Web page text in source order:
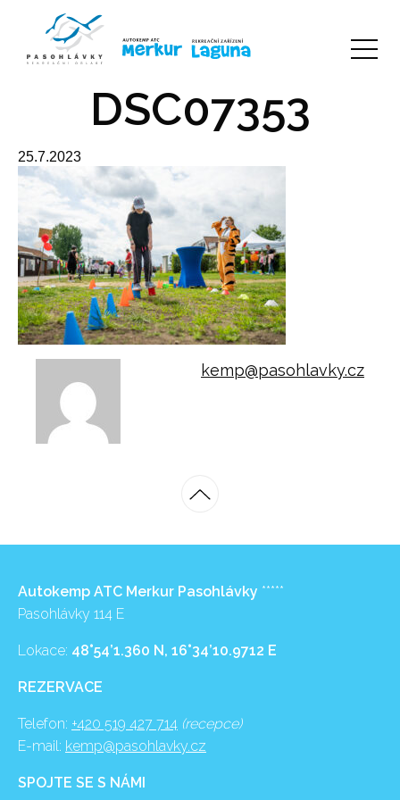
DSC07353
25.7.2023
kemp@pasohlavky.cz
Autokemp ATC Merkur Pasohlávky *****
Pasohlávky 114 E
Lokace: 48°54’1.360 N, 16°34’10.9712 E
REZERVACE
Telefon: +420 519 427 714 (recepce)
E-mail: kemp@pasohlavky.cz
SPOJTE SE S NÁMI